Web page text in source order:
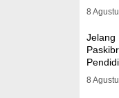
8
Jelang
8